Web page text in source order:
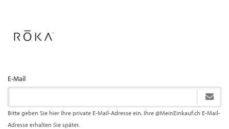
E-Mail
Bitte geben Sie hier Ihre private E-Mail-Adresse ein. Ihre @MeinEinkauf.ch E-Mail-
Adresse erhalten Sie später.